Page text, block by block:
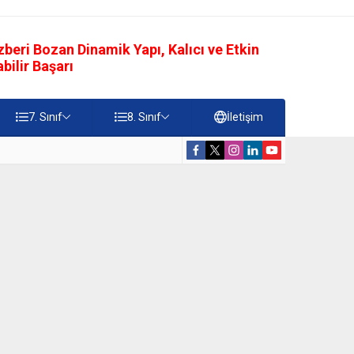
Bozan Dinamik Yapı, Kalıcı ve Etkin
Başarı
7. Sınıf 8. Sınıf İletişim